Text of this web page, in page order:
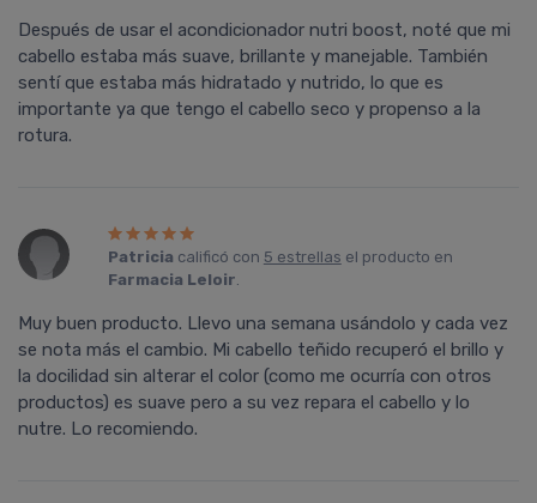
Después de usar el acondicionador nutri boost, noté que mi
cabello estaba más suave, brillante y manejable. También
sentí que estaba más hidratado y nutrido, lo que es
importante ya que tengo el cabello seco y propenso a la
rotura.
Patricia calificó con 5 estrellas el producto en
Farmacia Leloir.
Muy buen producto. Llevo una semana usándolo y cada vez
se nota más el cambio. Mi cabello teñido recuperó el brillo y
la docilidad sin alterar el color (como me ocurría con otros
productos) es suave pero a su vez repara el cabello y lo
nutre. Lo recomiendo.